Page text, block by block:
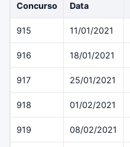
Concurso Data
915 11/01/2021
916 18/01/2021
917 25/01/2021
918 01/02/2021
919 08/02/2021